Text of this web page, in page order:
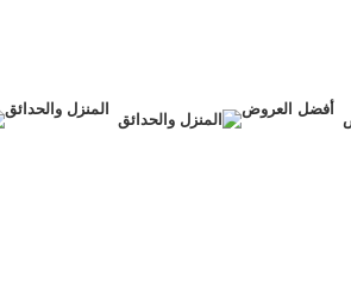
المنزل والحدائق